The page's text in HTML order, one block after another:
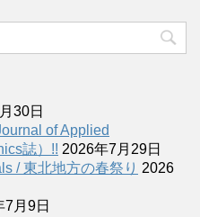
30日
of Applied
誌）!! 2026年7月29日
/ 東北地方の春祭り 2026
7月9日